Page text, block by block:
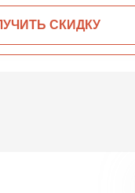
ОСТАВИТЬ ЗАЯВКУ И ПОЛУЧИТЬ СКИДКУ